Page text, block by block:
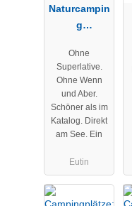
Naturcampin
g
Ohne
Superlative.
Ohne Wenn
und Aber.
Schöner als im
Katalog. Direkt
am See. Ein
Eutin